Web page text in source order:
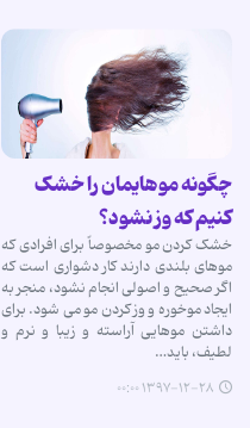
چگونه موهایمان را خشک
کنیم که وز نشود؟
خشک کردن مو مخصوصاً برای افرادی که
موهای بلندی دارند کار دشواری است که
اگر صحیح و اصولی انجام نشود، منجر به
ایجاد موخوره و وز کردن مو می شود. برای
داشتن موهایی آراسته و زیبا و نرم و
لطیف، باید…
۱۳۹۷-۱۲-۲۸ ۰۰:۰۰